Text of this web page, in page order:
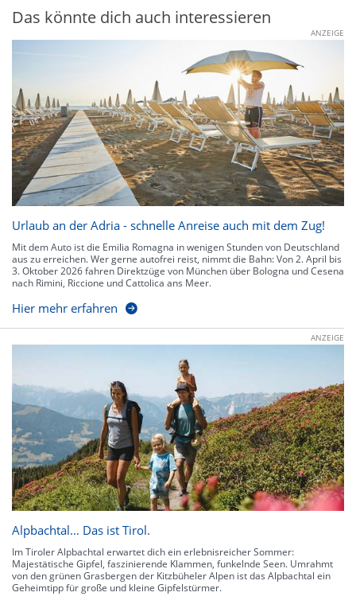
Das könnte dich auch interessieren
ANZEIGE
Urlaub an der Adria - schnelle Anreise auch mit dem Zug!
Mit dem Auto ist die Emilia Romagna in wenigen Stunden von Deutschland
aus zu erreichen. Wer gerne autofrei reist, nimmt die Bahn: Von 2. April bis
3. Oktober 2026 fahren Direktzüge von München über Bologna und Cesena
nach Rimini, Riccione und Cattolica ans Meer.
Hier mehr erfahren
ANZEIGE
Alpbachtal… Das ist Tirol.
Im Tiroler Alpbachtal erwartet dich ein erlebnisreicher Sommer:
Majestätische Gipfel, faszinierende Klammen, funkelnde Seen. Umrahmt
von den grünen Grasbergen der Kitzbüheler Alpen ist das Alpbachtal ein
Geheimtipp für große und kleine Gipfelstürmer.